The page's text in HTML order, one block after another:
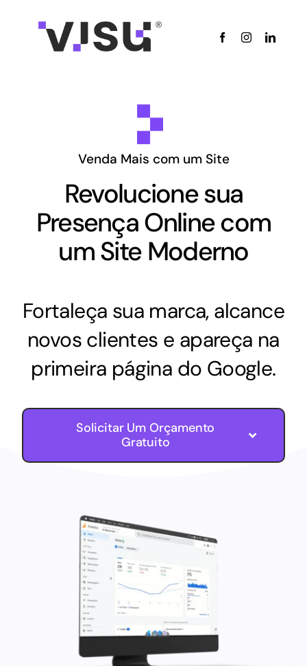
Venda Mais com um Site
Revolucione sua
Presença Online com
um Site Moderno
Fortaleça sua marca, alcance
novos clientes e apareça na
primeira página do Google.
Solicitar Um Orçamento
Gratuito